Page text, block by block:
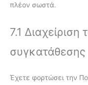
πλέον σωστά.
7.1
συγκατάθεσης
Έχετε φορτώσει την